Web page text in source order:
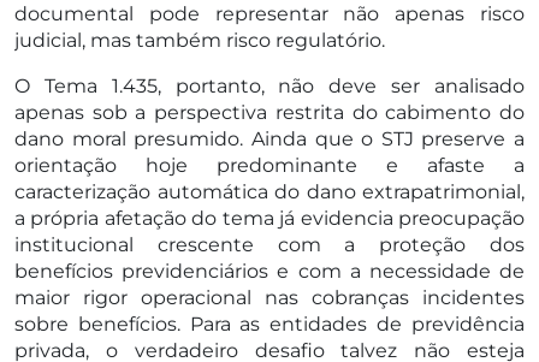
documental pode representar não apenas risco
judicial, mas também risco regulatório.
O Tema 1.435, portanto, não deve ser analisado
apenas sob a perspectiva restrita do cabimento do
dano moral presumido. Ainda que o STJ preserve a
orientação hoje predominante e afaste a
caracterização automática do dano extrapatrimonial,
a própria afetação do tema já evidencia preocupação
institucional crescente com a proteção dos
benefícios previdenciários e com a necessidade de
maior rigor operacional nas cobranças incidentes
sobre benefícios. Para as entidades de previdência
privada, o verdadeiro desafio talvez não esteja